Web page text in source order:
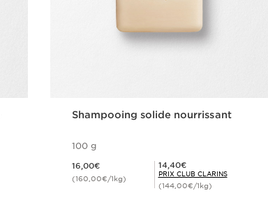
Shampooing solide nourrissant
100 g
16,00€
(160,00€/1kg)
Prix Club Clarins 14,40€
14,40€
PRIX CLUB CLARINS
(144,00€/1kg)